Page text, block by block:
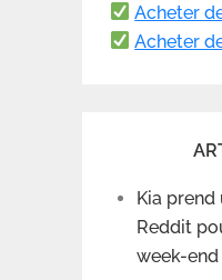
Acheter
Acheter
Kia
Reddit
week-